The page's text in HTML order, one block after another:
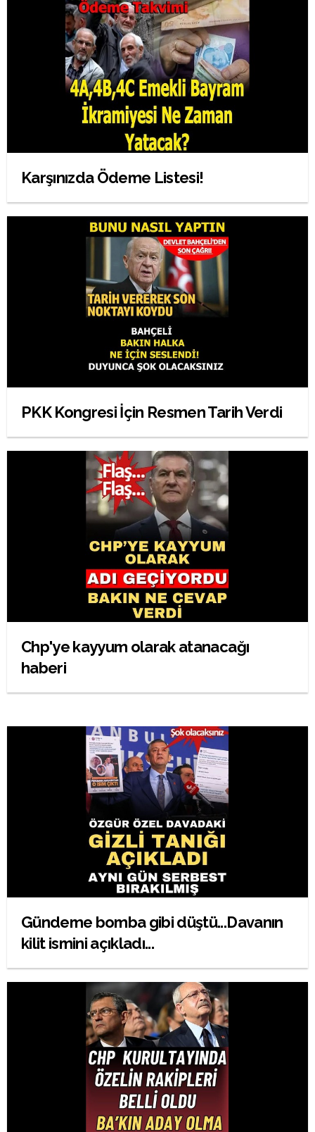
Karşınızda Ödeme Listesi!
PKK Kongresi İçin Resmen Tarih Verdi
Chp'ye kayyum olarak atanacağı
haberi
Gündeme bomba gibi düştü...Davanın
kilit ismini açıkladı...